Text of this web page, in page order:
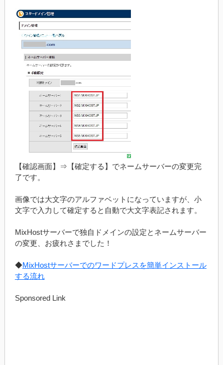
【確認画面】⇒【確定する】でネームサーバーの変更完
了です。
画像では大文字のアルファベットになっていますが、小
文字で入力して確定すると自動で大文字表記されます。
MixHostサーバーで独自ドメインの設定とネームサーバー
の変更、お疲れさまでした！
◆MixHostサーバーでのワードプレスを簡単インストール
する流れ
Sponsored Link